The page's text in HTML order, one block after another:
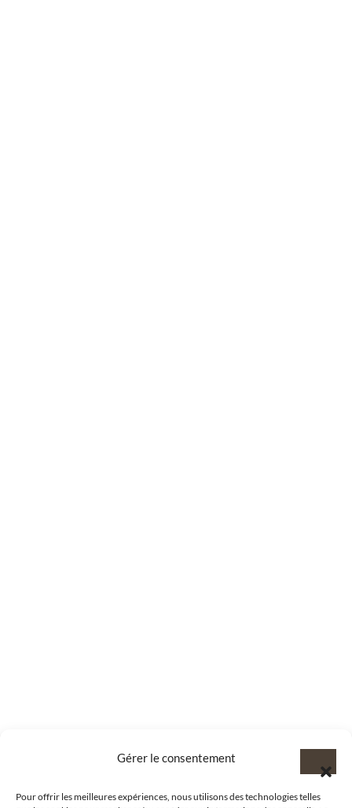
Gérer le consentement
Pour offrir les meilleures expériences, nous utilisons des technologies telles